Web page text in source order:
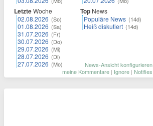
LetzteWoche
02.08.2026 (So)
01.08.2026 (Sa)
31.07.2026 (Fr)
30.07.2026 (Do)
29.07.2026 (Mi)
28.07.2026 (Di)
27.07.2026 (Mo)
Top News
Populäre News (14d)
Heiß diskutiert (14d)
News-Ansicht konfigurieren
meine Kommentare | Ignore | Notifies